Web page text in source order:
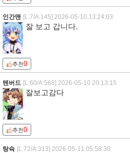
인간맨 [L:7/A:145] 2026-05-10 13:24:03
잘 보고 갑니다.
추천0
텐버드 [L:60/A:568] 2026-05-10 20:13:15
잘보고감다
추천0
탕슉 [L:72/A:313] 2026-05-11 05:58:30